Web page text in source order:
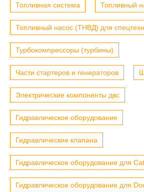
Топливная система Топливный
Топливный насос (ТНВД) для
Турбокомпрессоры (турбины)
Части стартеров и генераторов
Электрические компоненты двс
Гидравлическое оборудование
Гидравлические клапана
Гидравлическое оборудование для
Гидравлическое оборудование для